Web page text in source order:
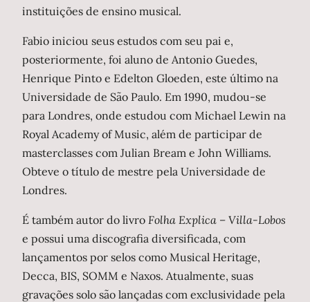
instituições de ensino musical.
Fabio iniciou seus estudos com seu pai e,
posteriormente, foi aluno de Antonio Guedes,
Henrique Pinto e Edelton Gloeden, este último na
Universidade de São Paulo. Em 1990, mudou-se
para Londres, onde estudou com Michael Lewin na
Royal Academy of Music, além de participar de
masterclasses com Julian Bream e John Williams.
Obteve o título de mestre pela Universidade de
Londres.
É também autor do livro Folha Explica – Villa-Lobos
e possui uma discografia diversificada, com
lançamentos por selos como Musical Heritage,
Decca, BIS, SOMM e Naxos. Atualmente, suas
gravações solo são lançadas com exclusividade pela